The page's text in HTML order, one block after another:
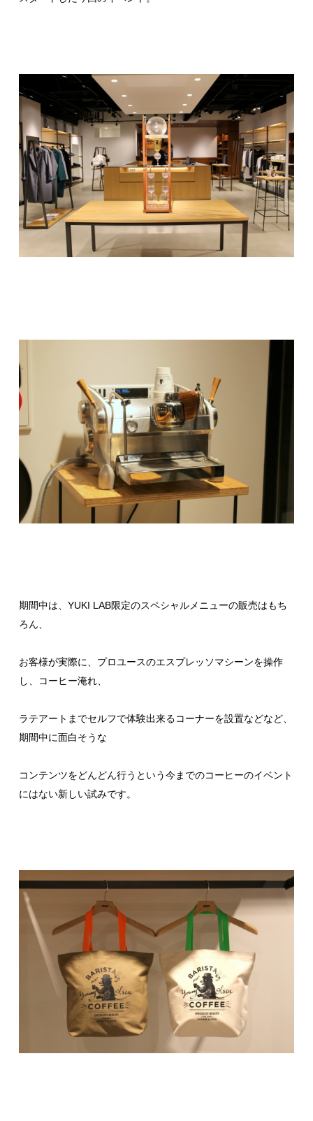
期間中は、YUKI LAB限定のスペシャルメニューの販売はもち
ろん、
お客様が実際に、プロユースのエスプレッソマシーンを操作
し、コーヒー淹れ、
ラテアートまでセルフで体験出来るコーナーを設置などなど、
期間中に面白そうな
コンテンツをどんどん行うという今までのコーヒーのイベント
にはない新しい試みです。